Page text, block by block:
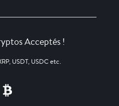
Acceptés !
USDT, USDC etc.